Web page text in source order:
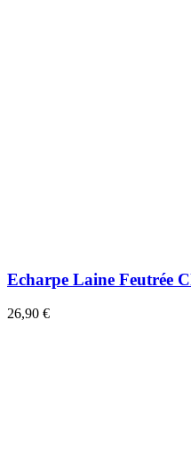
Echarpe Laine Feutrée
26,90 €